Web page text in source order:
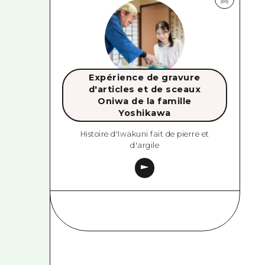
Expérience de gravure
d'articles et de sceaux
Oniwa de la famille
Yoshikawa
Histoire d'Iwakuni fait de pierre et
d'argile